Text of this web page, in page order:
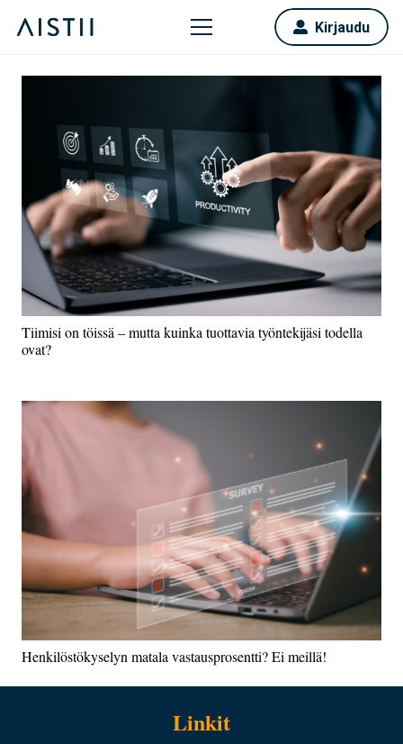
Kirjaudu
Tiimisi on töissä – mutta kuinka tuottavia työntekijäsi todella
ovat?
Henkilöstökyselyn matala vastausprosentti? Ei meillä!
Linkit